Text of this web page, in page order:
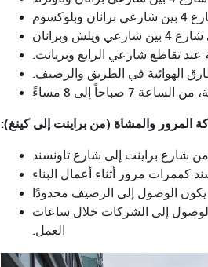
وبرانان
عند تقاطع شارعي الرابع وبريانت.
الهوائية في الطريق والرصيف.
صباحاً إلى 8 مساءً
المرور والمشاة (من براينت إلى كينغ):
الوصول إلى الرصيف محدودًا
إلى الشركات خلال ساعات
العمل.